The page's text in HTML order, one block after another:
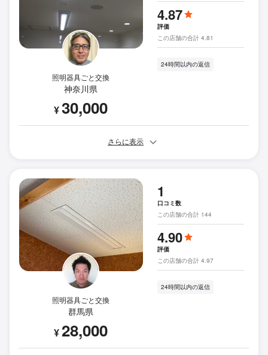
照明器具ごと交換
神奈川県
¥30,000
4.87
評価
この店舗の合計 4.81
24時間以内の返信
さらに表示
照明器具ごと交換
群馬県
¥28,000
1
口コミ数
この店舗の合計 144
4.90
評価
この店舗の合計 4.97
24時間以内の返信